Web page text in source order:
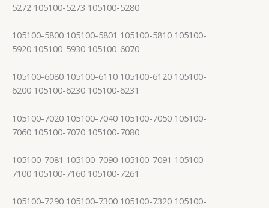
5272 105100-5273 105100-5280
105100-5800 105100-5801 105100-5810 105100-
5920 105100-5930 105100-6070
105100-6080 105100-6110 105100-6120 105100-
6200 105100-6230 105100-6231
105100-7020 105100-7040 105100-7050 105100-
7060 105100-7070 105100-7080
105100-7081 105100-7090 105100-7091 105100-
7100 105100-7160 105100-7261
105100-7290 105100-7300 105100-7320 105100-